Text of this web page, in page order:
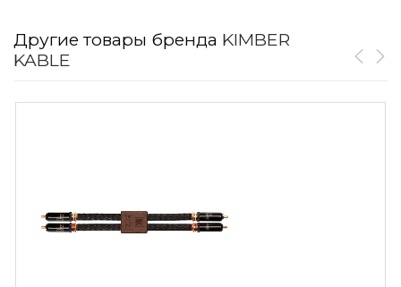
Другие товары бренда KIMBER
KABLE